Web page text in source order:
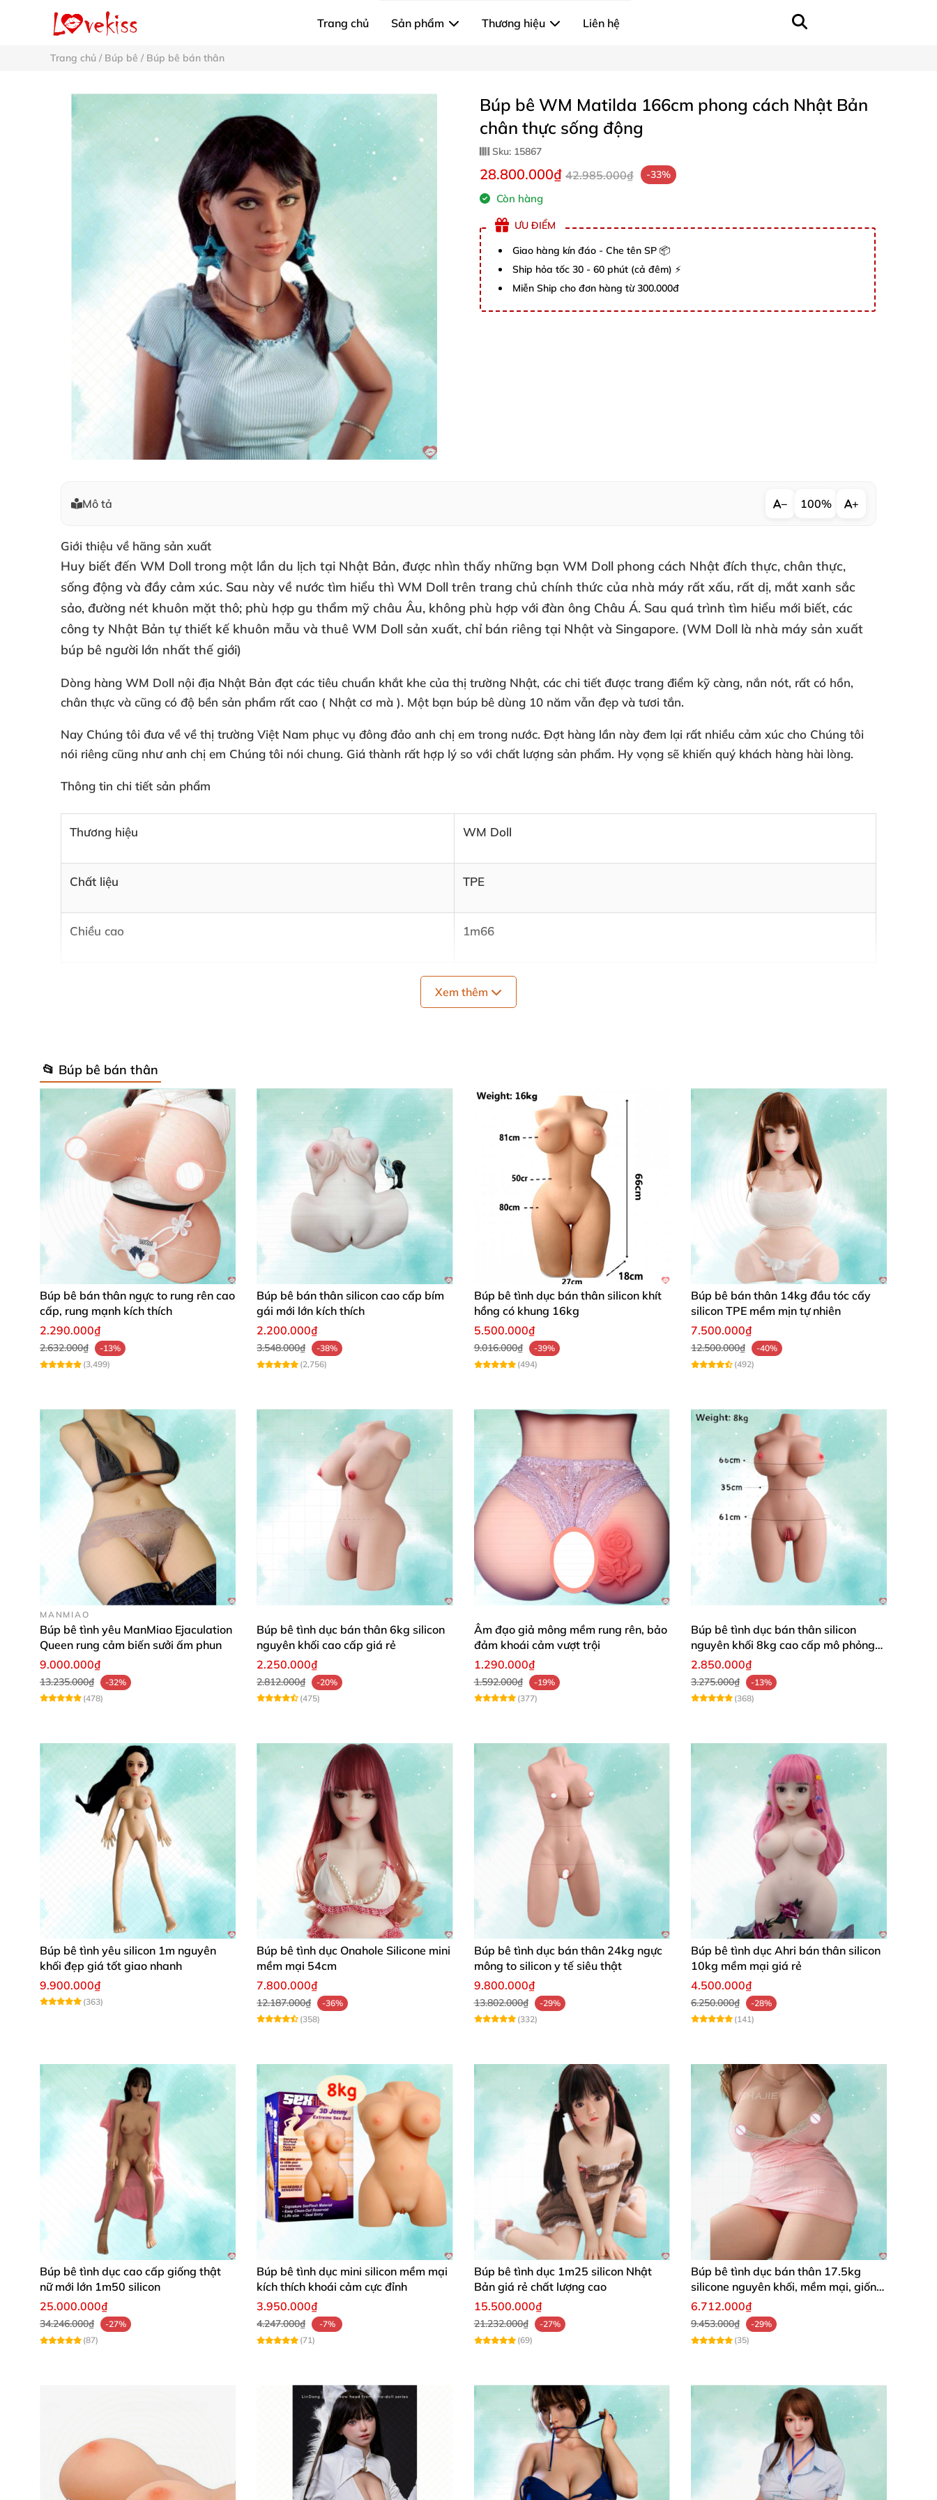
Trang chủ Sản phẩm Thương hiệu Liên hệ
Trang chủ / Búp bê / Búp bê bán thân
Búp bê WM Matilda 166cm phong cách Nhật Bản
chân thực sống động
Sku: 15867
28.800.000₫ 42.985.000₫ -33%
Còn hàng
ƯU ĐIỂM
Giao hàng kín đáo - Che tên SP 📦
Ship hỏa tốc 30 - 60 phút (cả đêm) ⚡
Miễn Ship cho đơn hàng từ 300.000đ
Mô tả − 100% +
Giới thiệu về hãng sản xuất
Huy biết đến WM Doll trong một lần du lịch tại Nhật Bản, được nhìn thấy những bạn WM Doll phong cách Nhật đích thực, chân thực,
sống động và đầy cảm xúc. Sau này về nước tìm hiểu thì WM Doll trên trang chủ chính thức của nhà máy rất xấu, rất dị, mắt xanh sắc
sảo, đường nét khuôn mặt thô; phù hợp gu thẩm mỹ châu Âu, không phù hợp với đàn ông Châu Á. Sau quá trình tìm hiểu mới biết, các
công ty Nhật Bản tự thiết kế khuôn mẫu và thuê WM Doll sản xuất, chỉ bán riêng tại Nhật và Singapore. (WM Doll là nhà máy sản xuất
búp bê người lớn nhất thế giới)
Dòng hàng WM Doll nội địa Nhật Bản đạt các tiêu chuẩn khắt khe của thị trường Nhật, các chi tiết được trang điểm kỹ càng, nắn nót, rất có hồn,
chân thực và cũng có độ bền sản phẩm rất cao ( Nhật cơ mà ). Một bạn búp bê dùng 10 năm vẫn đẹp và tươi tắn.
Nay Chúng tôi đưa về về thị trường Việt Nam phục vụ đông đảo anh chị em trong nước. Đợt hàng lần này đem lại rất nhiều cảm xúc cho Chúng tôi
nói riêng cũng như anh chị em Chúng tôi nói chung. Giá thành rất hợp lý so với chất lượng sản phẩm. Hy vọng sẽ khiến quý khách hàng hài lòng.
Thông tin chi tiết sản phẩm
Thương hiệu WM Doll
Chất liệu TPE
Chiều cao 1m66
34 cm
Cánh tay
Cổ tay
Chân
Bàn chân
Eo 56 cm
Cân Nặng 35.5 Kg
Chức năng quan hệ Miệng , Âm đạo, Hậu môn
Độ sâu sâu miệng 12 cm
Độ sâu hậu môn 16 cm
Độ sâu âm đạo 18 cm
Hình ảnh chi tiết sản phẩm
Xem thêm
📂 Búp bê bán thân
Búp bê bán thân ngực to rung rên cao
cấp, rung mạnh kích thích
2.290.000₫
2.632.000₫
-13%
(3,499)
Búp bê bán thân silicon cao cấp bím
gái mới lớn kích thích
2.200.000₫
3.548.000₫
-38%
(2,756)
Búp bê tình dục bán thân silicon khít
hồng có khung 16kg
5.500.000₫
9.016.000₫
-39%
(494)
Búp bê bán thân 14kg đầu tóc cấy
silicon TPE mềm mịn tự nhiên
7.500.000₫
12.500.000₫
-40%
(492)
MANMIAO
Búp bê tình yêu ManMiao Ejaculation
Queen rung cảm biến sưởi ấm phun
9.000.000₫
13.235.000₫
-32%
(478)
Búp bê tình dục bán thân 6kg silicon
nguyên khối cao cấp giá rẻ
2.250.000₫
2.812.000₫
-20%
(475)
Âm đạo giả mông mềm rung rên, bảo
đảm khoái cảm vượt trội
1.290.000₫
1.592.000₫
-19%
(377)
Búp bê tình dục bán thân silicon
nguyên khối 8kg cao cấp mô phỏng
người thật
2.850.000₫
3.275.000₫
-13%
(368)
Búp bê tình yêu silicon 1m nguyên
khối đẹp giá tốt giao nhanh
9.900.000₫
(363)
Búp bê tình dục Onahole Silicone mini
mềm mại 54cm
7.800.000₫
12.187.000₫
-36%
(358)
Búp bê tình dục bán thân 24kg ngực
mông to silicon y tế siêu thật
9.800.000₫
13.802.000₫
-29%
(332)
Búp bê tình dục Ahri bán thân silicon
10kg mềm mại giá rẻ
4.500.000₫
6.250.000₫
-28%
(141)
Búp bê tình dục cao cấp giống thật
nữ mới lớn 1m50 silicon
25.000.000₫
34.246.000₫
-27%
(87)
Búp bê tình dục mini silicon mềm mại
kích thích khoái cảm cực đỉnh
3.950.000₫
4.247.000₫
-7%
(71)
Búp bê tình dục 1m25 silicon Nhật
Bản giá rẻ chất lượng cao
15.500.000₫
21.232.000₫
-27%
(69)
Búp bê tình dục bán thân 17.5kg
silicone nguyên khối, mềm mại, giống
thật, chất lượng cao
6.712.000₫
9.453.000₫
-29%
(35)